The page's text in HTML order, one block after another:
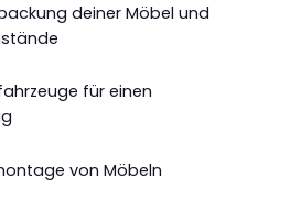
deiner Möbel und
für einen
von Möbeln